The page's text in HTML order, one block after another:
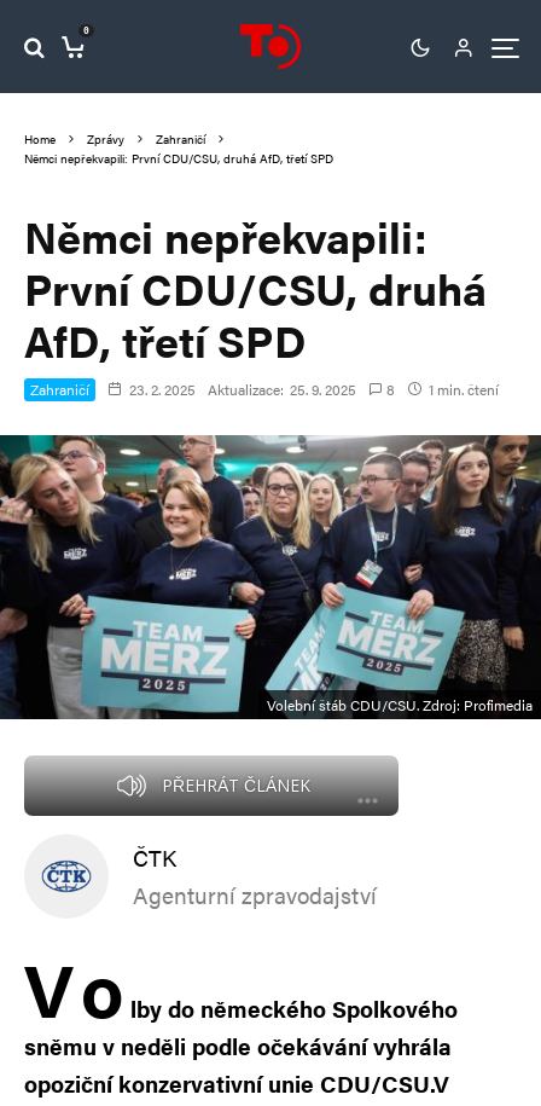
0
Home Zprávy
Zahraničí
Němci nepřekvapili: První CDU/CSU, druhá AfD, třetí SPD
Němci nepřekvapili:
První CDU/CSU, druhá
AfD, třetí SPD
Zahraničí 23. 2. 2025 Aktualizace: 25. 9. 2025 8 1 min. čtení
Volební štáb CDU/CSU. Zdroj: Profimedia
PŘEHRÁT ČLÁNEK
ČTK
Agenturní zpravodajství
Vo lby do německého Spolkového
sněmu v neděli podle očekávání vyhrála
opoziční konzervativní unie CDU/CSU.V